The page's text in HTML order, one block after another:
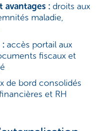
avantages :droits aux
maladie,
accès portail aux
fiscaux et
de bord consolidés
et RH